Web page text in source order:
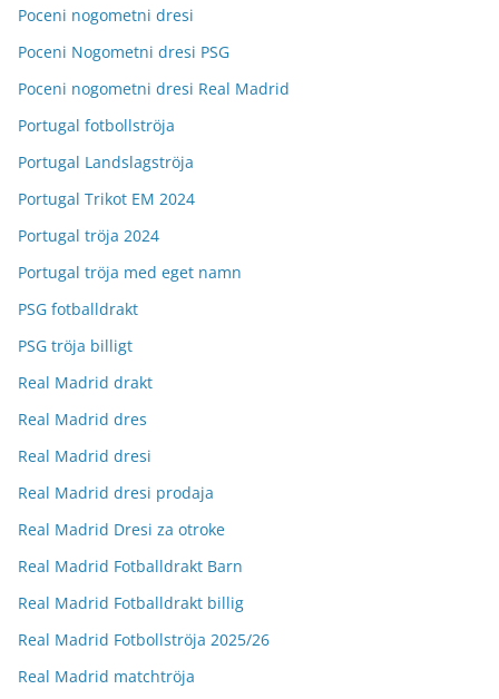
Poceni nogometni dresi
Poceni Nogometni dresi PSG
Poceni nogometni dresi Real Madrid
Portugal fotbollströja
Portugal Landslagströja
Portugal Trikot EM 2024
Portugal tröja 2024
Portugal tröja med eget namn
PSG fotballdrakt
PSG tröja billigt
Real Madrid drakt
Real Madrid dres
Real Madrid dresi
Real Madrid dresi prodaja
Real Madrid Dresi za otroke
Real Madrid Fotballdrakt Barn
Real Madrid Fotballdrakt billig
Real Madrid Fotbollströja 2025/26
Real Madrid matchtröja